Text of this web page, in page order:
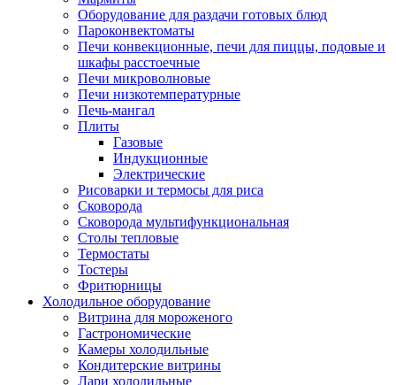
Оборудование для раздачи готовых блюд
Пароконвектоматы
Печи конвекционные, печи для пиццы, подовые и
шкафы расстоечные
Печи микроволновые
Печи низкотемпературные
Печь-мангал
Плиты
Газовые
Индукционные
Электрические
Рисоварки и термосы для риса
Сковорода
Сковорода мультифункциональная
Столы тепловые
Термостаты
Тостеры
Фритюрницы
Холодильное оборудование
Витрина для мороженого
Гастрономические
Камеры холодильные
Кондитерские витрины
Лари холодильные